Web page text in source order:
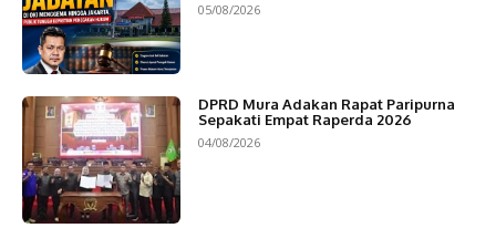
05/08/2026
DPRD Mura Adakan Rapat Paripurna
Sepakati Empat Raperda 2026
04/08/2026